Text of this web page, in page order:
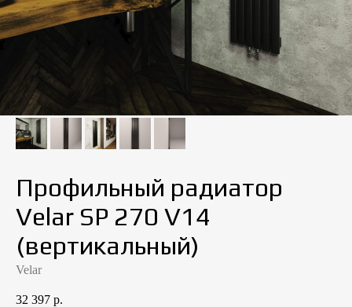
Профильный радиатор
Velar SР 270 V14
(вертикальный)
Velar
32 397 р.